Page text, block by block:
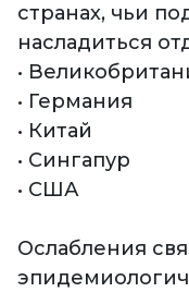
странах, чьи
насладиться
•
• Германия
• Китай
• Сингапур
• США
Ослабления